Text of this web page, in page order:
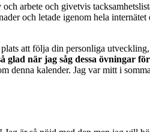
arbete och givetvis
och letade igenom hela
att följa din personliga
glad när jag såg dessa övningar
denna kalender. Jag var mitt i